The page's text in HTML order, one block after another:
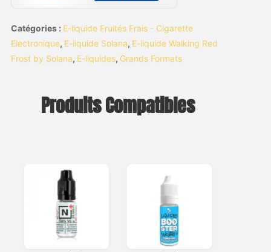
Catégories : E-liquide Fruités Frais - Cigarette
Electronique, E-liquide Solana, E-liquide Walking Red
Frost by Solana, E-liquides, Grands Formats
Produits Compatibles